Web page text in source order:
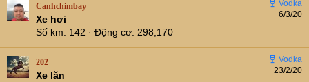
6/3/20
Canhchimbay
Xe hơi
Số km
142 Động cơ 298,170
23/2/20
202
Xe lăn